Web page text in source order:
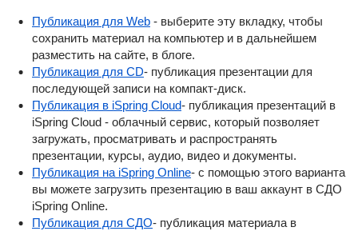
Публикация для Web- выберите эту вкладку, чтобы
сохранить материал на компьютер и в дальнейшем
разместить на сайте, в блоге.
Публикация для CD- публикация презентации для
последующей записи на компакт-диск.
Публикация в iSpring Cloud- публикация презентаций в
iSpring Cloud - облачный сервис, который позволяет
загружать, просматривать и распространять
презентации, курсы, аудио, видео и документы.
Публикация на iSpring Online- с помощью этого варианта
вы можете загрузить презентацию в ваш аккаунт в СДО
iSpring Online.
Публикация для СДО- публикация материала в